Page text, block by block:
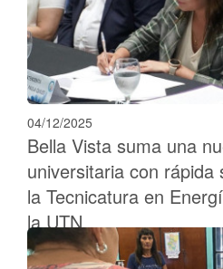
04/12/2025
Bella Vista suma una
universitaria con rápida
la Tecnicatura en
la UTN